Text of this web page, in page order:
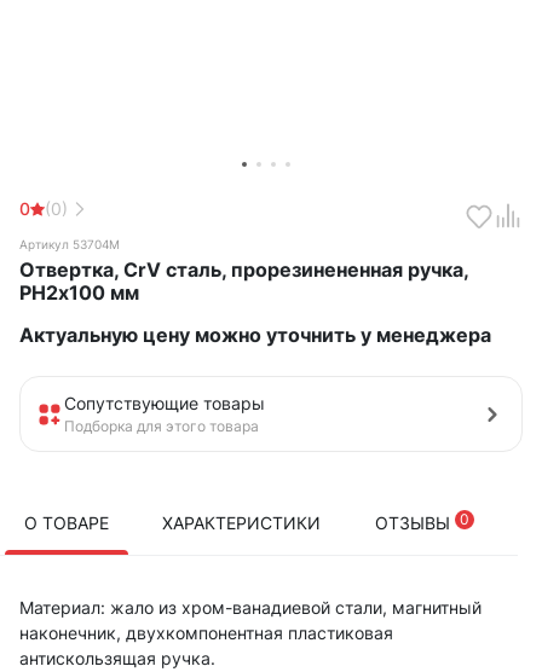
0 (0)
Артикул 53704М
Отвертка, CrV сталь, прорезинененная ручка,
РН2х100 мм
Актуальную цену можно уточнить у менеджера
Сопутствующие товары
Подборка для этого товара
О ТОВАРЕ ХАРАКТЕРИСТИКИ ОТЗЫВЫ 0
Материал: жало из хром-ванадиевой стали, магнитный
наконечник, двухкомпонентная пластиковая
антискользящая ручка.